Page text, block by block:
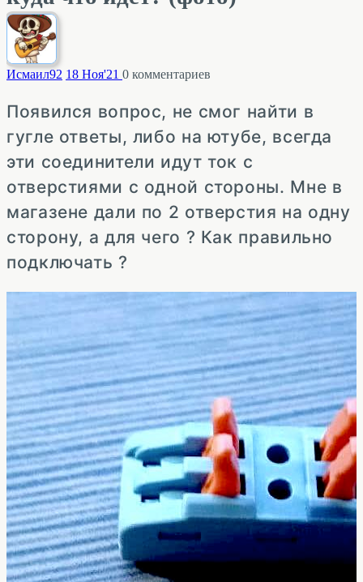
Исмаил92 18 Ноя'21 0 комментариев
Появился вопрос, не смог найти в
гугле ответы, либо на ютубе, всегда
эти соединители идут ток с
отверстиями с одной стороны. Мне в
магазене дали по 2 отверстия на одну
сторону, а для чего ? Как правильно
подключать ?